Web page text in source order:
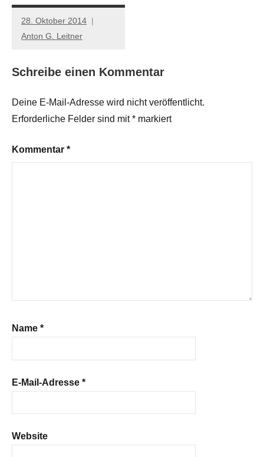
28. Oktober 2014
Anton G. Leitner
Schreibe einen Kommentar
Deine E-Mail-Adresse wird nicht veröffentlicht.
Erforderliche Felder sind mit* markiert
Kommentar *
Name *
E-Mail-Adresse *
Website